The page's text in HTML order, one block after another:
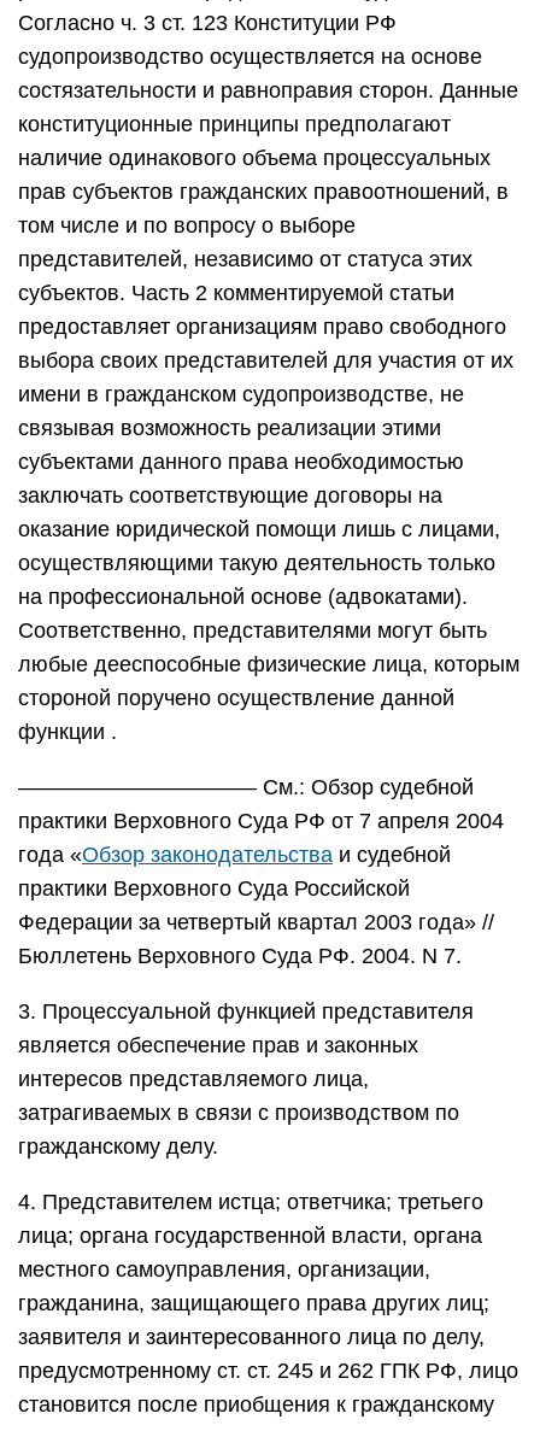
Согласно ч. 3 ст. 123 Конституции РФ
судопроизводство осуществляется на основе
состязательности и равноправия сторон. Данные
конституционные принципы предполагают
наличие одинакового объема процессуальных
прав субъектов гражданских правоотношений, в
том числе и по вопросу о выборе
представителей, независимо от статуса этих
субъектов. Часть 2 комментируемой статьи
предоставляет организациям право свободного
выбора своих представителей для участия от их
имени в гражданском судопроизводстве, не
связывая возможность реализации этими
субъектами данного права необходимостью
заключать соответствующие договоры на
оказание юридической помощи лишь с лицами,
осуществляющими такую деятельность только
на профессиональной основе (адвокатами).
Соответственно, представителями могут быть
любые дееспособные физические лица, которым
стороной поручено осуществление данной
функции .
——————————— См.: Обзор судебной
практики Верховного Суда РФ от 7 апреля 2004
года «Обзор законодательства и судебной
практики Верховного Суда Российской
Федерации за четвертый квартал 2003 года» //
Бюллетень Верховного Суда РФ. 2004. N 7.
3. Процессуальной функцией представителя
является обеспечение прав и законных
интересов представляемого лица,
затрагиваемых в связи с производством по
гражданскому делу.
4. Представителем истца; ответчика; третьего
лица; органа государственной власти, органа
местного самоуправления, организации,
гражданина, защищающего права других лиц;
заявителя и заинтересованного лица по делу,
предусмотренному ст. ст. 245 и 262 ГПК РФ, лицо
становится после приобщения к гражданскому